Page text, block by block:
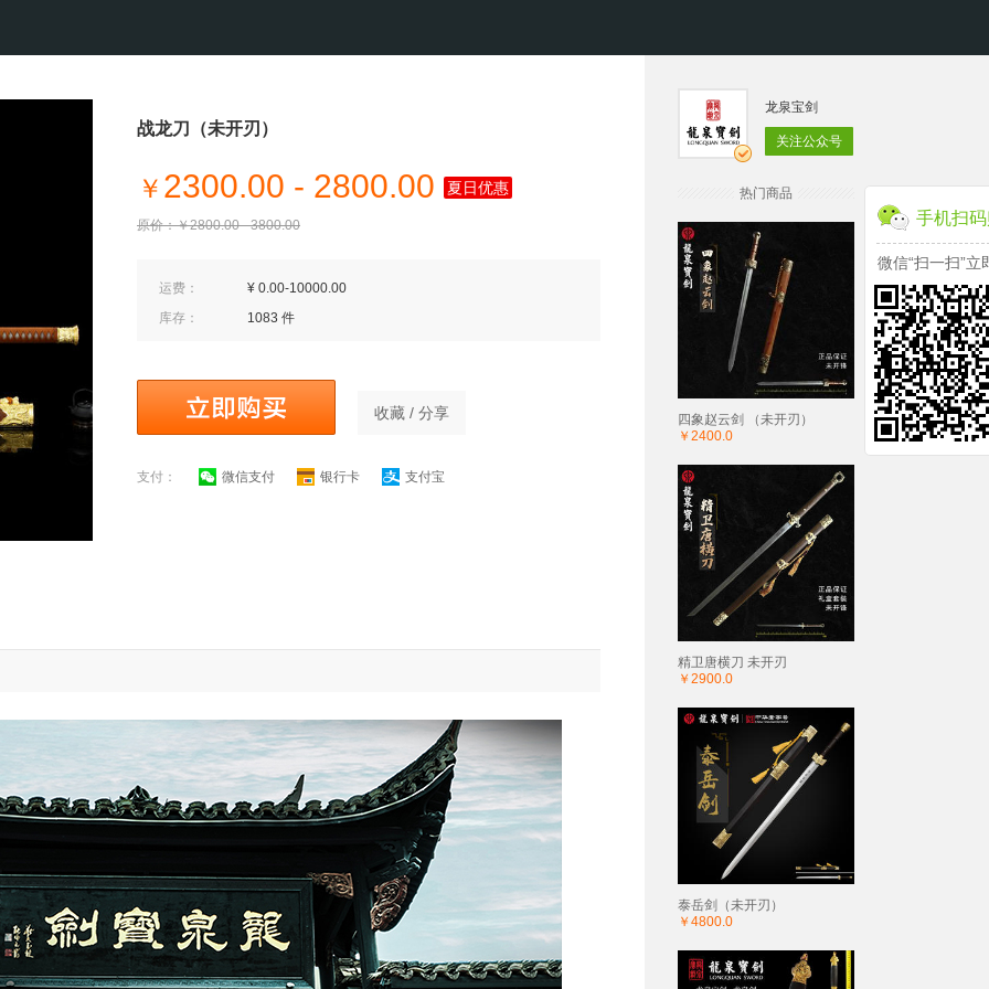
战龙刀（未开刃）
￥ 2300.00 - 2800.00 夏日优惠
原价：￥2800.00 - 3800.00
运费：
¥ 0.00-10000.00
库存：
1083 件
收藏 / 分享
支付： 微信支付 银行卡 支付宝
龙泉宝剑
关注公众号
热门商品
四象赵云剑 （未开刃）
￥2400.0
精卫唐横刀 未开刃
￥2900.0
泰岳剑（未开刃）
￥4800.0
手机扫
微信“扫一扫”立